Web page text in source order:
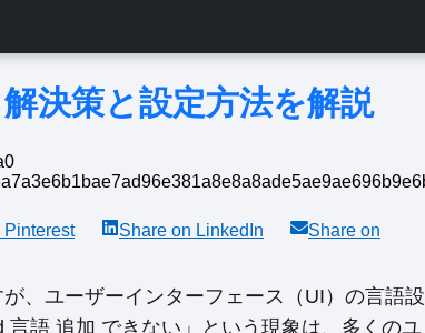
決策と設定方法を解説
Pinterest Share on LinkedIn
Share on
、ユーザーインターフェース（UI）の言語設
語 追加 できない」という現象は、多くのユ